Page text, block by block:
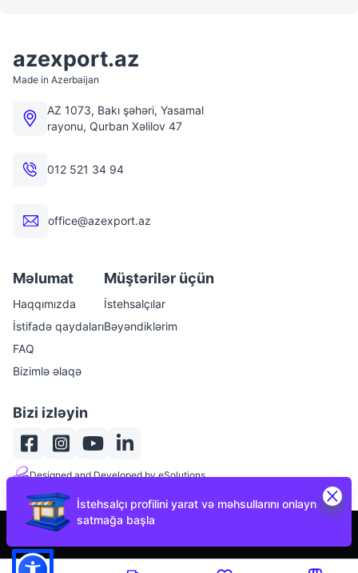
azexport.az
Made in Azerbaijan
AZ 1073, Bakı şəhəri, Yasamal
rayonu, Qurban Xəlilov 47
012 521 34 94
office@azexport.az
Məlumat
Haqqımızda
İstifadə qaydaları
FAQ
Bizimlə əlaqə
Müştərilər üçün
İstehsalçılar
Bəyəndiklərim
Bizi izləyin
Designed and Developed by eSolutions
İstehsalçı profilini yarat və məhsullarını onlayn
satmağa başla